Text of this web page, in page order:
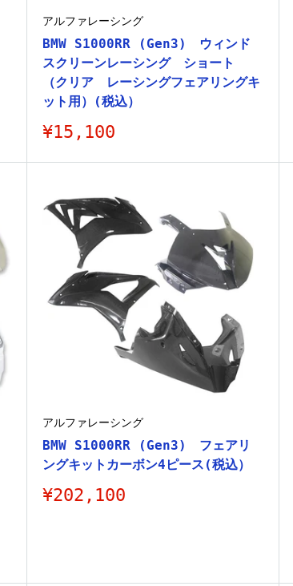
アルファレーシング
BMW S1000RR (Gen3) ウィンド
スクリーンレーシング ショート
（クリア レーシングフェアリングキ
ット用）(税込）
販
価
¥15,100
アルファレーシング
BMW S1000RR (Gen3) フェアリ
ングキットカーボン4ピース(税込）
販
¥202,100